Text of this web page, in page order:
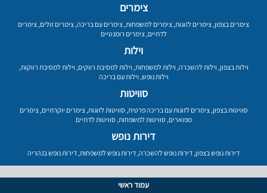
צימרים
צימרים בצפון, צימרים לזוגות, צימרים למשפחות, צימרים עם בריכה, צימרים זולים, צימרים
לדתיים,צימרים רומנטיים
וילות
וילות בצפון, וילות להשכרה, וילות למשפחות, וילות למסיבת רווקים, וילות למסיבת רווקות,
וילות נופש, וילות עם בריכה
סוויטות
סוויטות בצפון,צימרים לזוגות עם בריכה פרטית,סוויטות לזוגות,צימרים יוקרתיים,צימרים
מפוארים,סוויטות למשפחות,סוויטות לדתיים
דירות נופש
דירות נופש בצפון, דירות נופש להשכרה, דירות נופש למשפחות, דירות נופש בנהריה
עמוד ראשי